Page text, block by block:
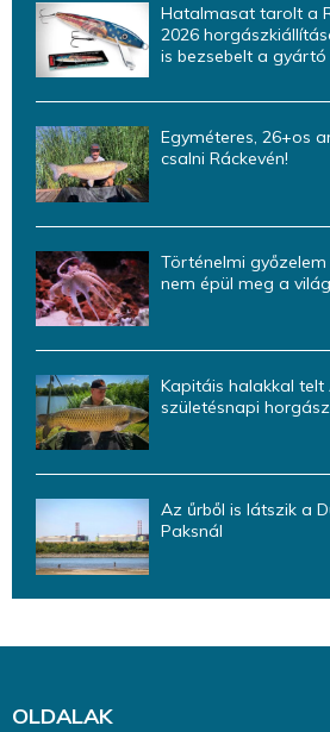
Hatalmasat tarolt a
2026
is bezsebelt a gyártó
Egyméteres, 26+os
csalni Ráckevén!
Történelmi
nem épül meg a
Kapitáis halakkal telt
születésnapi
Az űrből is látszik a
Paksnál
OLDALAK